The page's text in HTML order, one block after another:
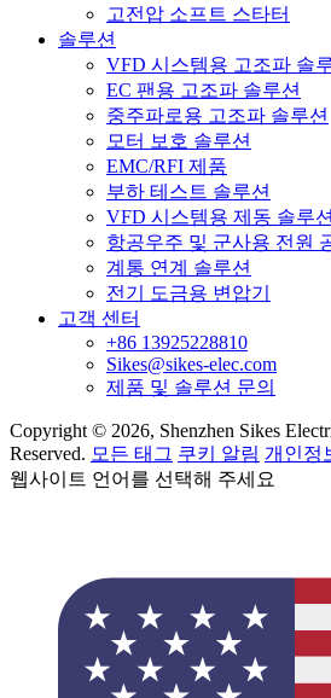
고전압 소프트 스타터
솔루션
VFD 시스템용 고조파 솔
EC 팬용 고조파 솔루션
중주파로용 고조파 솔루션
모터 보호 솔루션
EMC/RFI 제품
부하 테스트 솔루션
VFD 시스템용 제동 솔루션
항공우주 및 군사용 전원
계통 연계 솔루션
전기 도금용 변압기
고객 센터
+86 13925228810
Sikes@sikes-elec.com
제품 및 솔루션 문의
Copyright © 2026, Shenzhen Sikes
Reserved. 모든 태그 쿠키 알림 개인정
웹사이트 언어를 선택해 주세요